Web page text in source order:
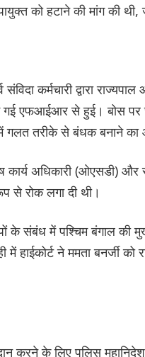
को हटाने की मांग की थी,
कर्मचारी द्वारा
गई एफआईआर से हुई। बोस
गलत तरीके से बंधक बनाने का
कार्य अधिकारी (ओएसडी)
से रोक लगा दी थी।
संबंध में पश्चिम बंगाल की
में हाईकोर्ट ने ममता
करने के लिए पुलिस